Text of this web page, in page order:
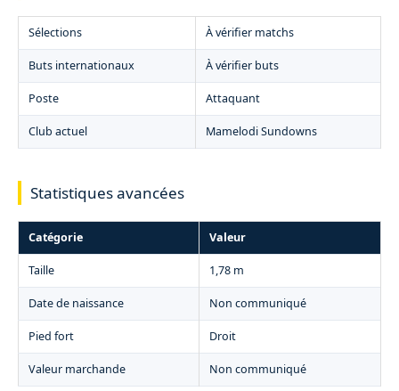
Sélections À vérifier matchs
Buts internationaux À vérifier buts
Poste Attaquant
Club actuel Mamelodi Sundowns
Statistiques avancées
Catégorie Valeur
Taille 1,78 m
Date de naissance Non communiqué
Pied fort Droit
Valeur marchande Non communiqué